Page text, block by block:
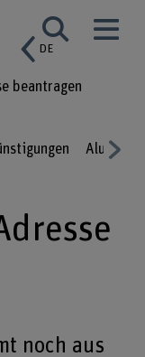
DE
beantragen
Alumni-
noch aus